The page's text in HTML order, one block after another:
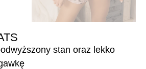
stan oraz lekko